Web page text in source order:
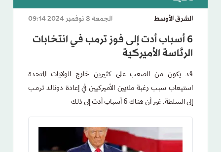
الجمعة 8 نوفمبر 2024 09:14 الشرق الأوسط
6 أسباب أدت إلى فوز ترمب في انتخابات
الرئاسة الأميركية
قد يكون من الصعب على كثيرين خارج الولايات المتحدة
استيعاب سبب رغبة ملايين الأميركيين في إعادة دونالد ترمب
إلى السلطة. غير أن هناك 6 أسباب أدت إلى ذلك